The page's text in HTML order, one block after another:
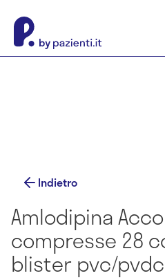
Indietro
Amlodipina
compresse 28
blister pvc/